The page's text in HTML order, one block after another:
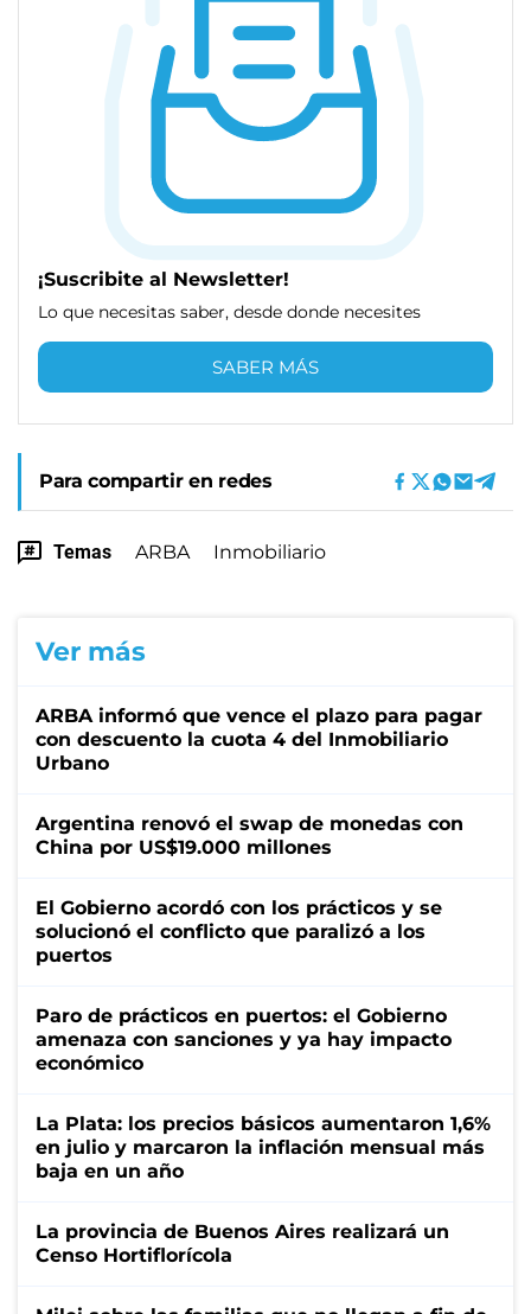
¡Suscribite al Newsletter!
Lo que necesitas saber, desde donde necesites
SABER MÁS
Para compartir en redes
Temas ARBA Inmobiliario
Ver más
ARBA informó que vence el plazo para pagar
con descuento la cuota 4 del Inmobiliario
Urbano
Argentina renovó el swap de monedas con
China por US$19.000 millones
El Gobierno acordó con los prácticos y se
solucionó el conflicto que paralizó a los
puertos
Paro de prácticos en puertos: el Gobierno
amenaza con sanciones y ya hay impacto
económico
La Plata: los precios básicos aumentaron 1,6%
en julio y marcaron la inflación mensual más
baja en un año
La provincia de Buenos Aires realizará un
Censo Hortiflorícola